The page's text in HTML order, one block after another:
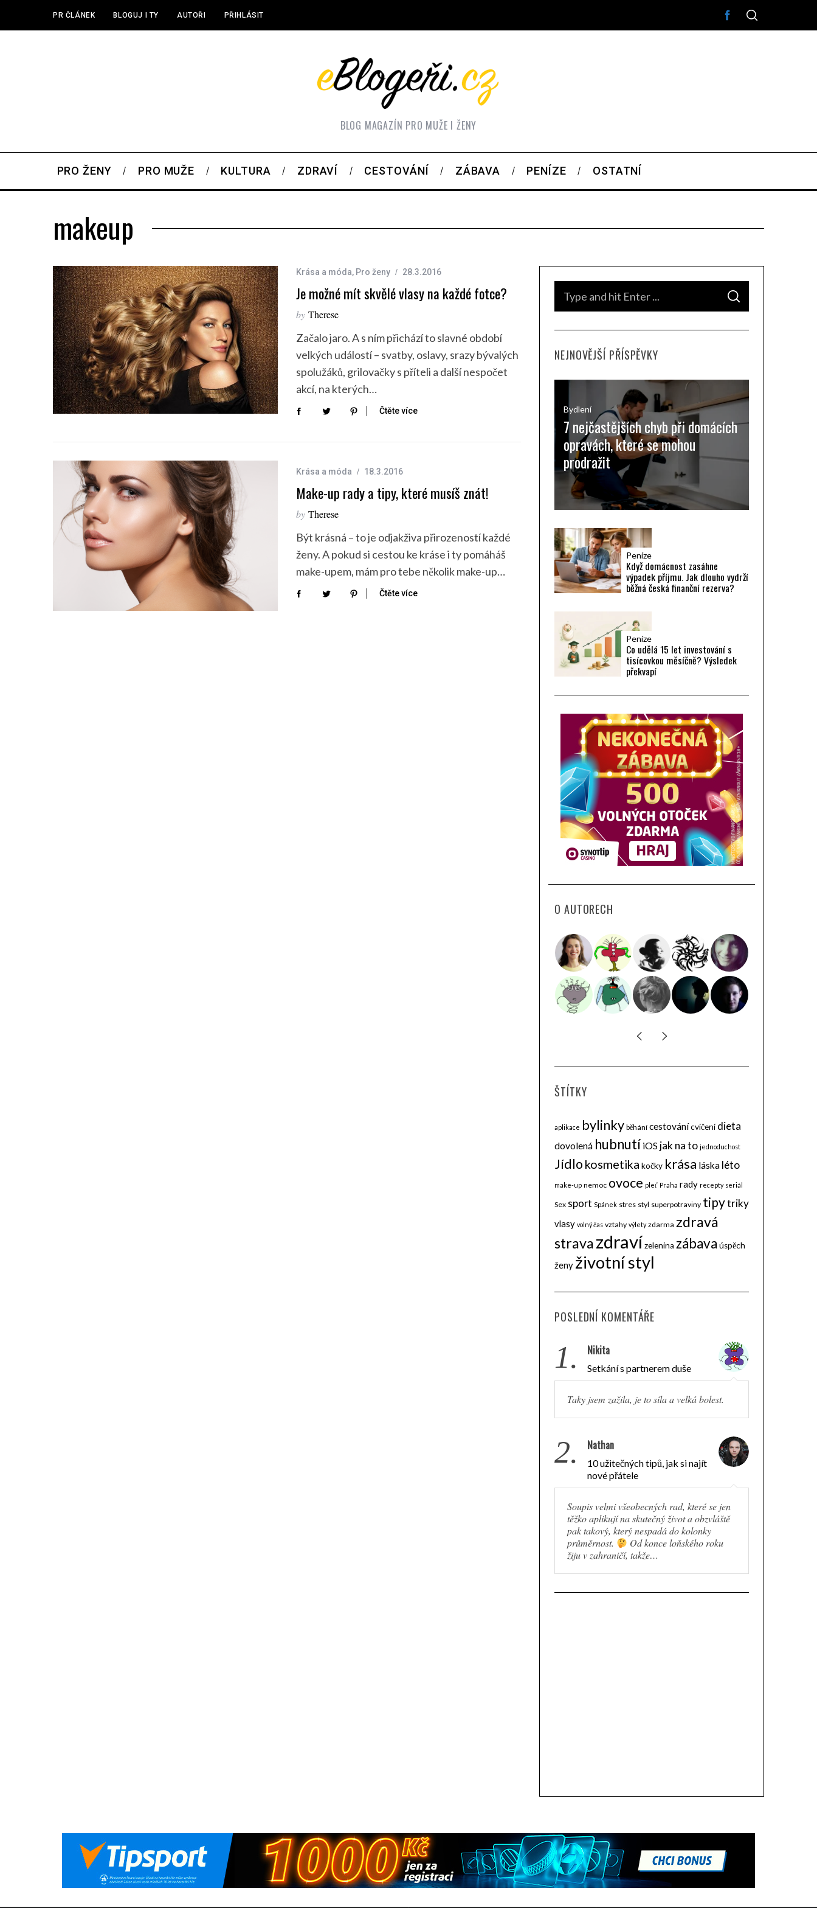
PR ČLÁNEK BLOGUJ I TY AUTOŘI PŘIHLÁSIT
BLOG MAGAZÍN PRO MUŽE I ŽENY
PRO ŽENY PRO MUŽE KULTURA ZDRAVÍ CESTOVÁNÍ ZÁBAVA PENÍZE OSTATNÍ
makeup
Krása a móda, Pro ženy 28.3.2016
Je možné mít skvělé vlasy na každé fotce?
by Therese
Začalo jaro. A s ním přichází to slavné období
velkých událostí – svatby, oslavy, srazy bývalých
spolužáků, grilovačky s příteli a další nespočet
akcí, na kterých…
Čtěte více
Krása a móda 18.3.2016
Make-up rady a tipy, které musíš znát!
by Therese
Být krásná – to je odjakživa přirozeností každé
ženy. A pokud si cestou ke kráse i ty pomáháš
make-upem, mám pro tebe několik make-up…
Čtěte více
c
S
A
C
NEJNOVĚJŠÍ PŘÍSPĚVKY
Bydlení
7 nejčastějších chyb při domácích
opravách, které se mohou
prodražit
Peníze
Když domácnost zasáhne
výpadek příjmu. Jak dlouho vydrží
běžná česká finanční rezerva?
Peníze
Co udělá 15 let investování s
tisícovkou měsíčně? Výsledek
překvapí
O AUTORECH
ŠTÍTKY
aplikace bylinky běhání cestovánícvičení dieta
dovolená hubnutí iOS jak na to jednoduchost
Jídlo kosmetika kočky krása láska léto
make-up nemoc ovoce pleť Praha rady recepty seriál
Sex sport Spánek stres styl superpotraviny tipytriky
vlasy volný čas vztahy výlety zdarma zdravá
stravazdravízelenina zábava úspěch
ženy životní styl
POSLEDNÍ KOMENTÁŘE
1. Nikita
Setkání s partnerem duše
Taky jsem zažila, je to síla a velká bolest.
2. Nathan
10 užitečných tipů, jak si najít
nové přátele
Soupis velmi všeobecných rad, které se jen
těžko aplikují na skutečný život a obzvláště
pak takový, který nespadá do kolonky
průměrnost.
Od konce loňského roku
žiju v zahraničí, takže…